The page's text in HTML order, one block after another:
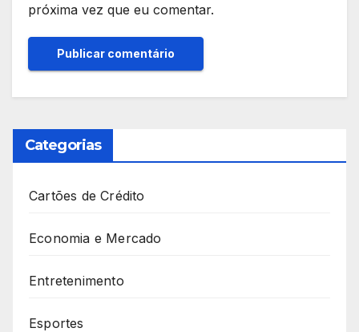
próxima vez que eu comentar.
Categorias
Cartões de Crédito
Economia e Mercado
Entretenimento
Esportes